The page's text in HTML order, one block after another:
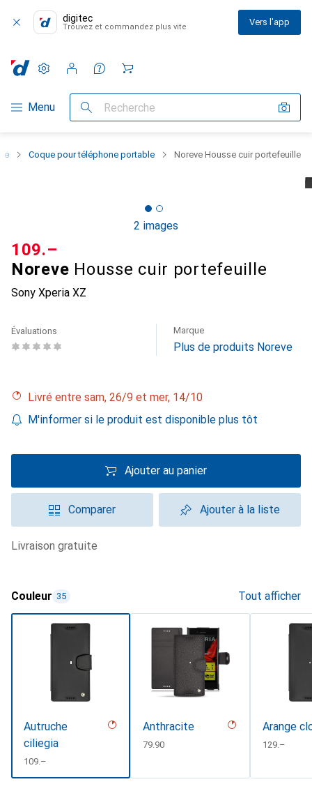
digitec
Trouvez et commandez plus vite Vers l'app
Navigation par catégorie
Menu Recherche
Paramètres
Compte client
Listes de comparaison
Listes d'envies
Panier
Coque pour téléphone portable Noreve Housse cuir portefeuille
2 images
Noreve Housse cuir portefeuille
Sony Xperia XZ
CHF
109.–
Évaluations Marque
Plus de produits Noreve
Livré entre sam, 26/9 et mer, 14/10
M'informer si le produit est disponible plus tôt
Ajouter au panier
Comparer Ajouter à la liste
livraison gratuite
Couleur 35 Tout afficher
Autruche
ciliegia
CHF
109.–
Anthracite
CHF
79.90
Arange
CHF
129.–